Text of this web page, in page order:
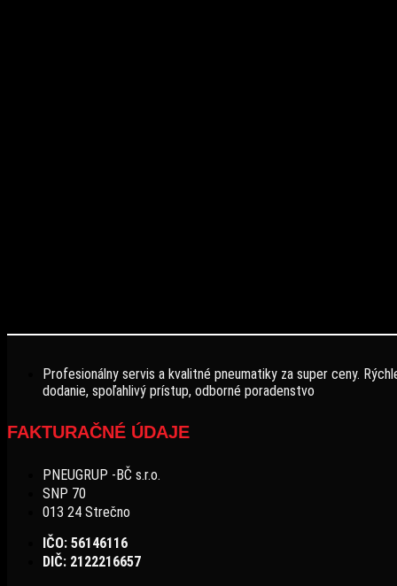
Profesionálny servis a kvalitné pneumatiky za super ceny.
dodanie, spoľahlivý prístup, odborné poradenstvo
FAKTURAČNÉ ÚDAJE
PNEUGRUP -BČ s.r.o.
SNP 70
013 24 Strečno
IČO: 56146116
DIČ: 2122216657